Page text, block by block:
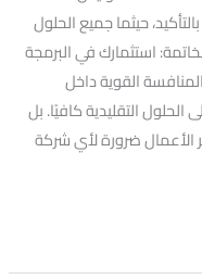
حيثما جميع الحلول
استثمارك في البرمجة
القوية داخل
التقليدية كافيًا. بل
الأعمال ضرورة لأي شركة